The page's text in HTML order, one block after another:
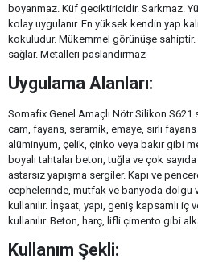
boyanmaz. Küf geciktiricidir. Sarkmaz.
kolay uygulanır. En yüksek kendin yap
kokuludur. Mükemmel görünüşe
sağlar. Metalleri paslandırmaz
Uygulama Alanları:
Somafix Genel Amaçlı Nötr Silikon S621
cam, fayans, seramik, emaye, sırlı
alüminyum, çelik, çinko veya bakır gibi
boyalı tahtalar beton, tuğla ve çok
astarsız yapışma sergiler. Kapı ve
cephelerinde, mutfak ve banyoda dolgu
kullanılır. İnşaat, yapı, geniş kapsamlı iç
kullanılır. Beton, harç, lifli çimento gibi
Kullanım Şekli: